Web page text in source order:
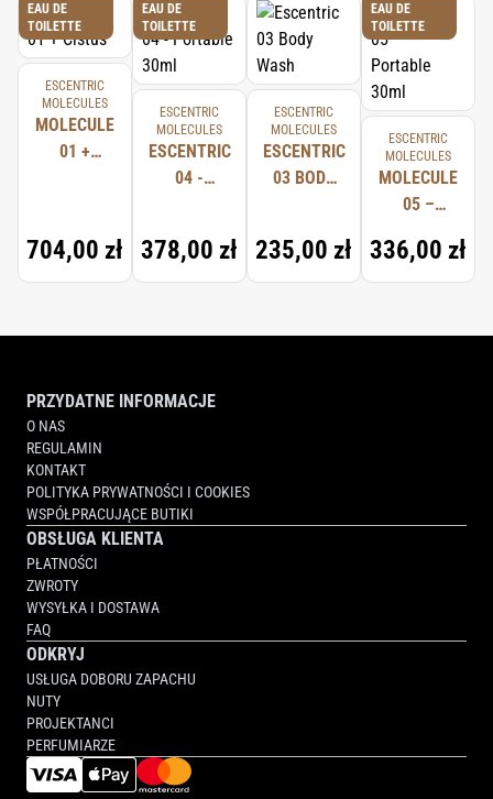
EAU DE
TOILETTE
ESCENTRIC
MOLECULES
MOLECULE
01 +
704,00 zł
EAU DE
TOILETTE
ESCENTRIC
MOLECULES
ESCENTRIC
04 -
378,00 zł
ESCENTRIC
MOLECULES
ESCENTRIC
03 BODY
235,00 zł
EAU DE
TOILETTE
ESCENTRIC
MOLECULES
MOLECULE
05 –
30ML
336,00 zł
PRZYDATNE INFORMACJE
O NAS
REGULAMIN
KONTAKT
POLITYKA PRYWATNOŚCI I COOKIES
WSPÓŁPRACUJĄCE BUTIKI
OBSŁUGA KLIENTA
PŁATNOŚCI
ZWROTY
WYSYŁKA I DOSTAWA
FAQ
ODKRYJ
USŁUGA DOBORU ZAPACHU
NUTY
PROJEKTANCI
PERFUMIARZE